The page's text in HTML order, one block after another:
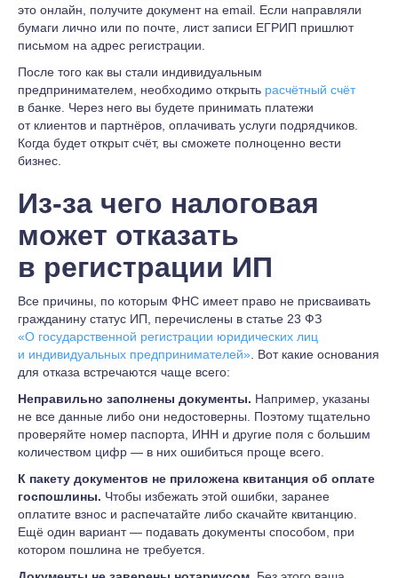
это онлайн, получите документ на email. Если направляли
бумаги лично или по почте, лист записи ЕГРИП пришлют
письмом на адрес регистрации.
После того как вы стали индивидуальным
предпринимателем, необходимо открыть расчётный счёт
в банке. Через него вы будете принимать платежи
от клиентов и партнёров, оплачивать услуги подрядчиков.
Когда будет открыт счёт, вы сможете полноценно вести
бизнес.
Из-за чего налоговая
может отказать
в регистрации ИП
Все причины, по которым ФНС имеет право не присваивать
гражданину статус ИП, перечислены в статье 23 ФЗ
«О государственной регистрации юридических лиц
и индивидуальных предпринимателей» . Вот какие основания
для отказа встречаются чаще всего:
Неправильно заполнены документы. Например, указаны
не все данные либо они недостоверны. Поэтому тщательно
проверяйте номер паспорта, ИНН и другие поля с большим
количеством цифр — в них ошибиться проще всего.
К пакету документов не приложена квитанция об оплате
госпошлины. Чтобы избежать этой ошибки, заранее
оплатите взнос и распечатайте либо скачайте квитанцию.
Ещё один вариант — подавать документы способом, при
котором пошлина не требуется.